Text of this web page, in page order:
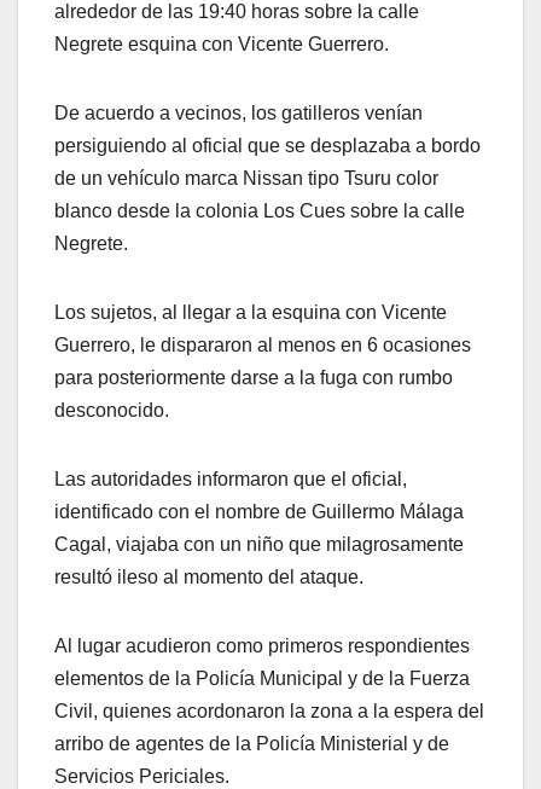
alrededor de las 19:40 horas sobre la calle
Negrete esquina con Vicente Guerrero.
De acuerdo a vecinos, los gatilleros venían
persiguiendo al oficial que se desplazaba a bordo
de un vehículo marca Nissan tipo Tsuru color
blanco desde la colonia Los Cues sobre la calle
Negrete.
Los sujetos, al llegar a la esquina con Vicente
Guerrero, le dispararon al menos en 6 ocasiones
para posteriormente darse a la fuga con rumbo
desconocido.
Las autoridades informaron que el oficial,
identificado con el nombre de Guillermo Málaga
Cagal, viajaba con un niño que milagrosamente
resultó ileso al momento del ataque.
Al lugar acudieron como primeros respondientes
elementos de la Policía Municipal y de la Fuerza
Civil, quienes acordonaron la zona a la espera del
arribo de agentes de la Policía Ministerial y de
Servicios Periciales.